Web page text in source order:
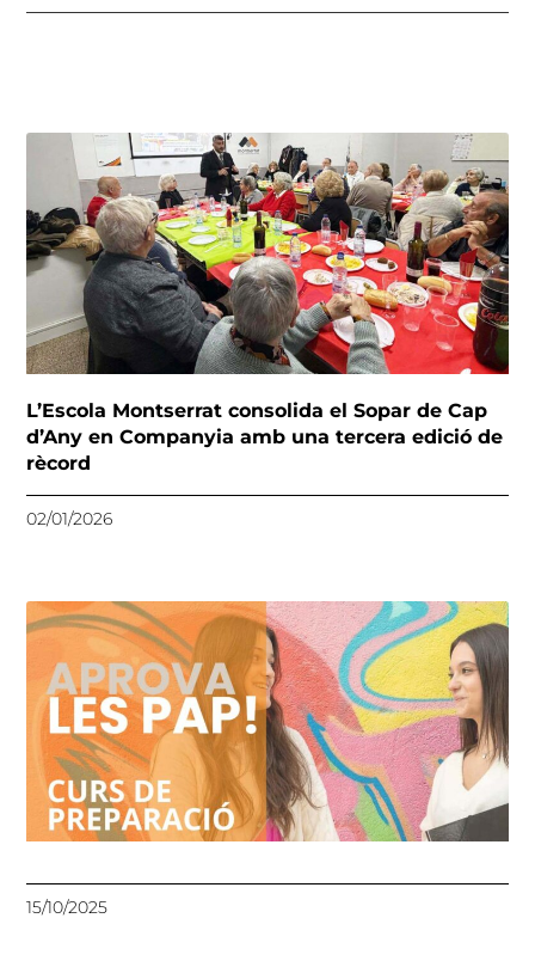
L’Escola Montserrat consolida el Sopar de Cap
d’Any en Companyia amb una tercera edició de
rècord
02/01/2026
15/10/2025